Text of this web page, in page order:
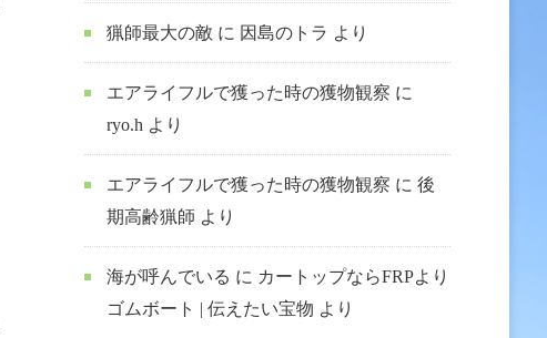
猟師最大の敵 に 因島のトラ より
エアライフルで獲った時の獲物観察 に
ryo.h より
エアライフルで獲った時の獲物観察 に 後
期高齢猟師 より
海が呼んでいる に カートップならFRPより
ゴムボート | 伝えたい宝物 より